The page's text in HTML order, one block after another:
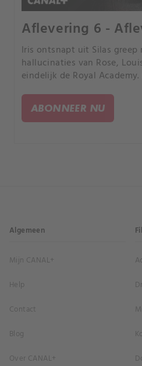
Aflevering 6 -
Iris ontsnapt uit Silas greep
hallucinaties van Rose,
eindelijk de Royal
ABONNEER NU
Algemeen
Mijn CANAL+
Help
Contact
Blog
Over CANAL+